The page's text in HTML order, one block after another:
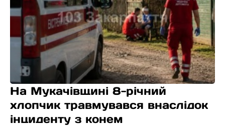
На Мукачівщині 8-річний
хлопчик травмувався внаслідок
інциденту з конем